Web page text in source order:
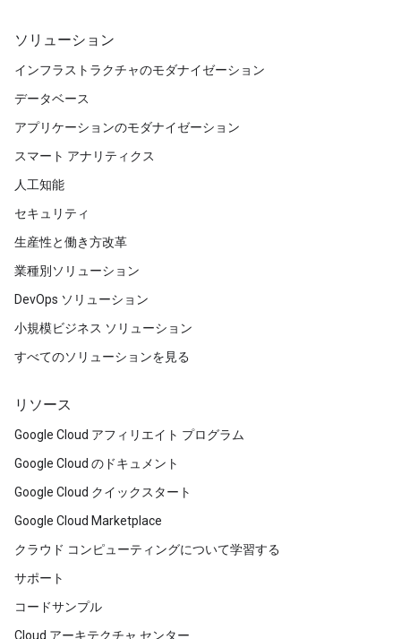
ソリューション
インフラストラクチャのモダナイゼーション
データベース
アプリケーションのモダナイゼーション
スマート アナリティクス
人工知能
セキュリティ
生産性と働き方改革
業種別ソリューション
DevOps ソリューション
小規模ビジネス ソリューション
すべてのソリューションを見る
リソース
Google Cloud アフィリエイト プログラム
Google Cloud のドキュメント
Google Cloud クイックスタート
Google Cloud Marketplace
クラウド コンピューティングについて学習する
サポート
コードサンプル
Cloud アーキテクチャ センター